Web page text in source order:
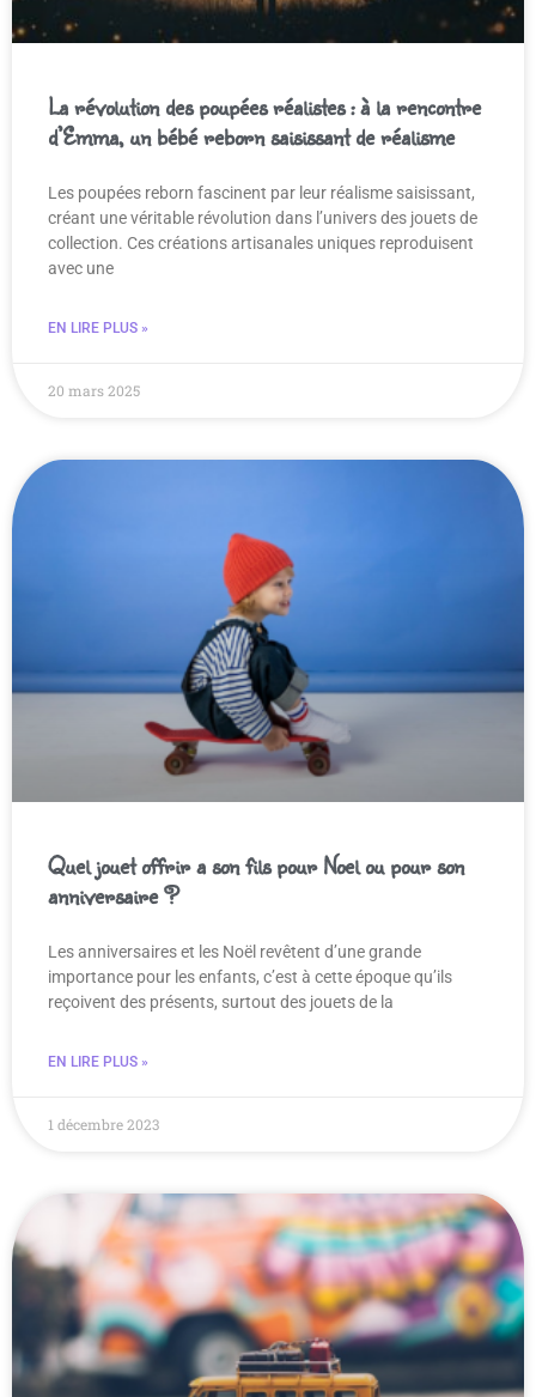
La révolution des poupées réalistes : à la rencontre
d’Emma, un bébé reborn saisissant de réalisme
Les poupées reborn fascinent par leur réalisme saisissant,
créant une véritable révolution dans l’univers des jouets de
collection. Ces créations artisanales uniques reproduisent
avec une
EN LIRE PLUS »
20 mars 2025
Quel jouet offrir a son fils pour Noel ou pour son
anniversaire ?
Les anniversaires et les Noël revêtent d’une grande
importance pour les enfants, c’est à cette époque qu’ils
reçoivent des présents, surtout des jouets de la
EN LIRE PLUS »
1 décembre 2023